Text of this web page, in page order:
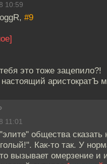
10:59
#9
это тоже зацепило?!
аристократЪ
11:01
общества сказать
Как-то так. У
вызывает омерзение и